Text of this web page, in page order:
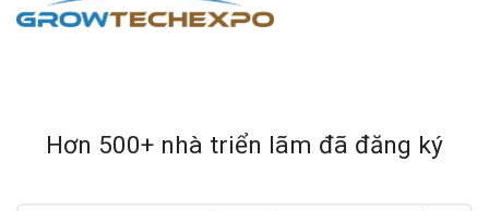
Hơn 500+ nhà triển lãm đã đăng ký